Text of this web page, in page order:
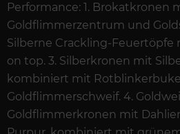
Performance: 1. Brokatkronen
Goldflimmerzentrum und
Silberne Crackling-
on top. 3. Silberkronen mit
kombiniert mit
Goldflimmerschweif. 4.
Goldflimmerkronen mit